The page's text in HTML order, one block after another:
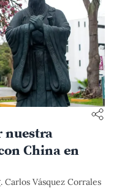
nuestra
China en
Vásquez Corrales